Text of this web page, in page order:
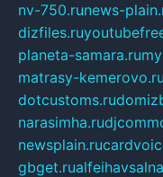
nv-750.runews-
dizfiles.ru
planeta-samara.ru
matrasy-kemerovo.ru
dotcustoms.ru
narasimha.ru
newsplain.ru
gbget.ru